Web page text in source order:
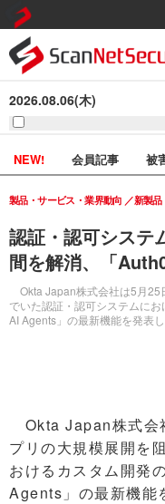
2026.08.06(木)
NEW! 会員記事 被
認証・認可システ
間を解消、「
Okta Japan株式会社は5月25
でいた認証・認可システムに
AI Agents」の最新機能を発表し
製品・サービス・業界動向 新製品
Okta Japan株式会
プリの大規模展開を
おけるカスタム開発
Agents」の最新機能